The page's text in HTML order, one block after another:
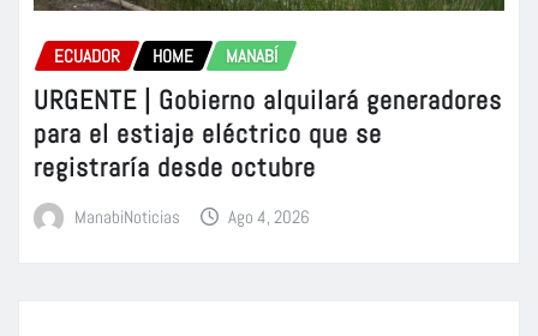
ECUADOR HOME MANABÍ
URGENTE | Gobierno alquilará generadores
para el estiaje eléctrico que se
registraría desde octubre
ManabiNoticias Ago 4, 2026